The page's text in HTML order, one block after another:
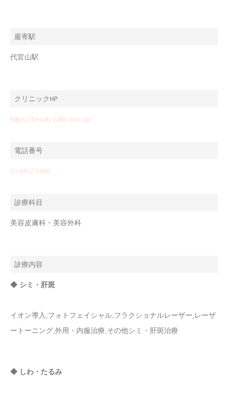
最寄駅
代官山駅
クリニックHP
https://beauty.with-clinic.jp/
電話番号
03-6452-5668
診療科目
美容皮膚科・美容外科
診療内容
◆ シミ・肝斑
イオン導入,フォトフェイシャル,フラクショナルレーザー,レーザ
ートーニング,外用・内服治療,その他シミ・肝斑治療
◆ しわ・たるみ